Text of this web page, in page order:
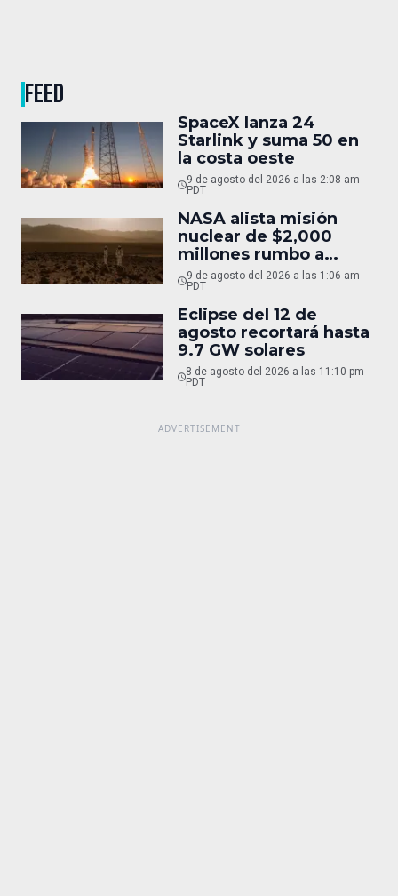
FEED
SpaceX lanza 24
Starlink y suma 50 en
la costa oeste
9 de agosto del 2026 a las 2:08 am
PDT
NASA alista misión
nuclear de $2,000
millones rumbo a
Marte
9 de agosto del 2026 a las 1:06 am
PDT
Eclipse del 12 de
agosto recortará hasta
9.7 GW solares
8 de agosto del 2026 a las 11:10 pm
PDT